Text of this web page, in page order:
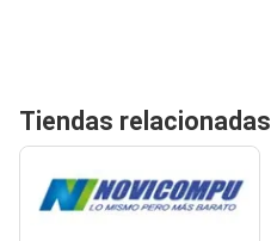
Tiendas relacionadas